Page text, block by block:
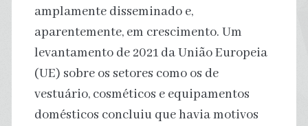
amplamente disseminado e,
aparentemente, em crescimento. Um
levantamento de 2021 da União Europeia
(UE) sobre os setores como os de
vestuário, cosméticos e equipamentos
domésticos concluiu que havia motivos